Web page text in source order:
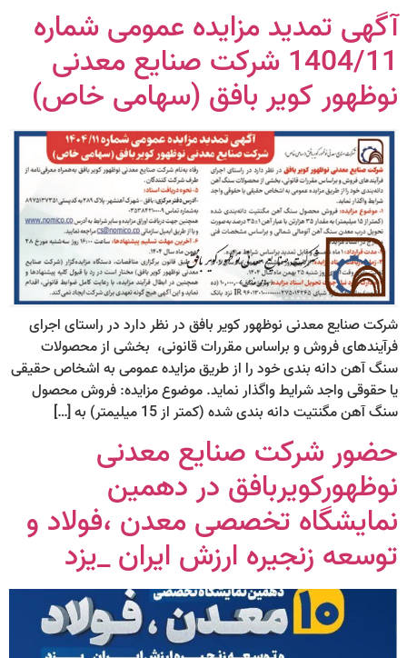
آگهی تمدید مزایده عمومی شماره
1404/11 شرکت صنایع معدنی
نوظهور کویر بافق (سهامی خاص)
شرکت صنایع معدنی نوظهور کویر بافق در نظر دارد در راستای اجرای
فرآیندهای فروش و براساس مقررات قانونی، بخشی از محصولات
سنگ آهن دانه بندی خود را از طریق مزایده عمومی به اشخاص حقیقی
یا حقوقی واجد شرایط واگذار نماید. موضوع مزایده: فروش محصول
سنگ آهن مگنتیت دانه بندی شده (کمتر از 15 میلیمتر) به […]
حضور شرکت صنایع معدنی
نوظهورکویربافق در دهمین
نمایشگاه تخصصی معدن ،فولاد و
توسعه زنجیره ارزش ایران _یزد